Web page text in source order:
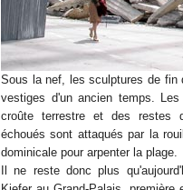
Sous la nef, les sculptures de fin
vestiges d'un ancien temps.
croûte terrestre et des restes
échoués sont attaqués par la
dominicale pour arpenter la plage.
Il ne reste donc plus